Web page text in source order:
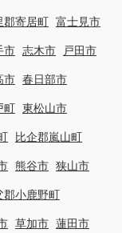
郡寄居町 富士見市
市 志木市 戸田市
市 春日部市
町 東松山市
比企郡嵐山町
熊谷市 狭山市
郡小鹿野町
草加市 蓮田市